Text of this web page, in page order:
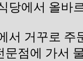
당에서 올바
서 거꾸로 주
문점에 가서